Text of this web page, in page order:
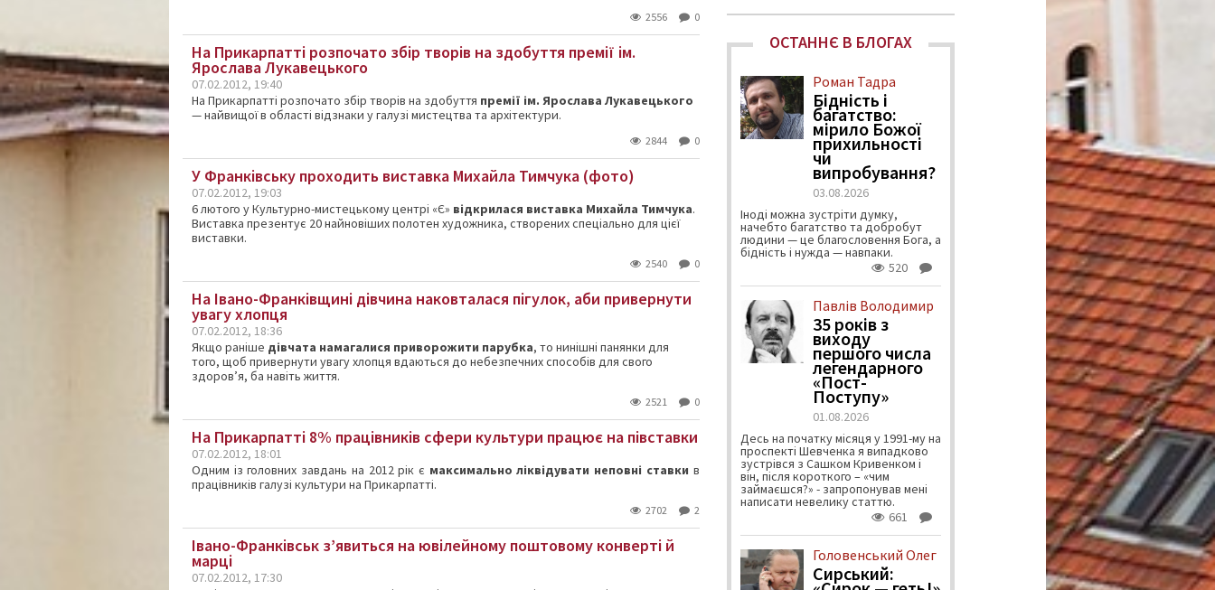
2556 0
На Прикарпатті розпочато збір творів на здобуття премії ім.
Ярослава Лукавецького
07.02.2012, 19:40
На Прикарпатті розпочато збір творів на здобуття премії ім. Ярослава Лукавецького
— найвищої в області відзнаки у галузі мистецтва та архітектури.
2844 0
У Франківську проходить виставка Михайла Тимчука (фото)
07.02.2012, 19:03
6 лютого у Культурно-мистецькому центрі «Є» відкрилася виставка Михайла Тимчука.
Виставка презентує 20 найновіших полотен художника, створених спеціально для цієї
виставки.
2540 0
На Івано-Франківщині дівчина наковталася пігулок, аби привернути
увагу хлопця
07.02.2012, 18:36
Якщо раніше дівчата намагалися приворожити парубка, то нинішні панянки для
того, щоб привернути увагу хлопця вдаються до небезпечних способів для свого
здоров’я, ба навіть життя.
2521 0
На Прикарпатті 8% працівників сфери культури працює на півставки
07.02.2012, 18:01
Одним із головних завдань на 2012 рік є максимально ліквідувати неповні ставки в
працівників галузі культури на Прикарпатті.
2702 2
Івано-Франківськ з’явиться на ювілейному поштовому конверті й
марці
07.02.2012, 17:30
ОСТАННЄ В БЛОГАХ
Роман Тадра
Бідність і
багатство:
мірило Божої
прихильності
чи
випробування?
03.08.2026
Іноді можна зустріти думку,
начебто багатство та добробут
людини — це благословення Бога, а
бідність і нужда — навпаки.
520
Павлів Володимир
35 років з
виходу
першого числа
легендарного
«Пост-
Поступу»
01.08.2026
Десь на початку місяця у 1991-му на
проспекті Шевченка я випадково
зустрівся з Сашком Кривенком і
він, після короткого – «чим
займаєшся?» - запропонував мені
написати невелику статтю.
661
Головенський Олег
Сирський: